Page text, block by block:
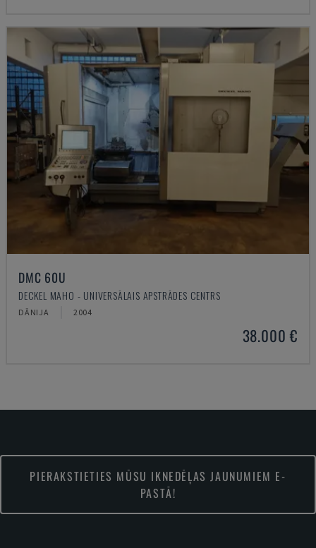
DMC 60U
DECKEL MAHO - UNIVERSĀLAIS APSTRĀDES CENTRS
DĀNIJA 2004
38.000 €
PIERAKSTIETIES MŪSU IKNEDĒĻAS JAUNUMIEM E-
PASTĀ!